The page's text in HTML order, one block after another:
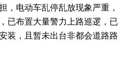
，电动车乱停乱放现象严重，
已布置大量警力上路巡逻，已
装，且暂未出台非都会道路路